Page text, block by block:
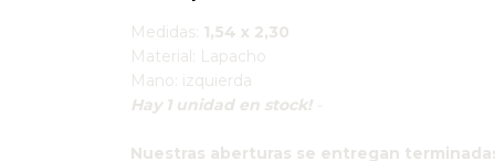
Medidas: 1,54 x 2,30
Material: Lapacho
Mano: izquierda
Hay 1 unidad en stock!
Nuestras aberturas se entregan